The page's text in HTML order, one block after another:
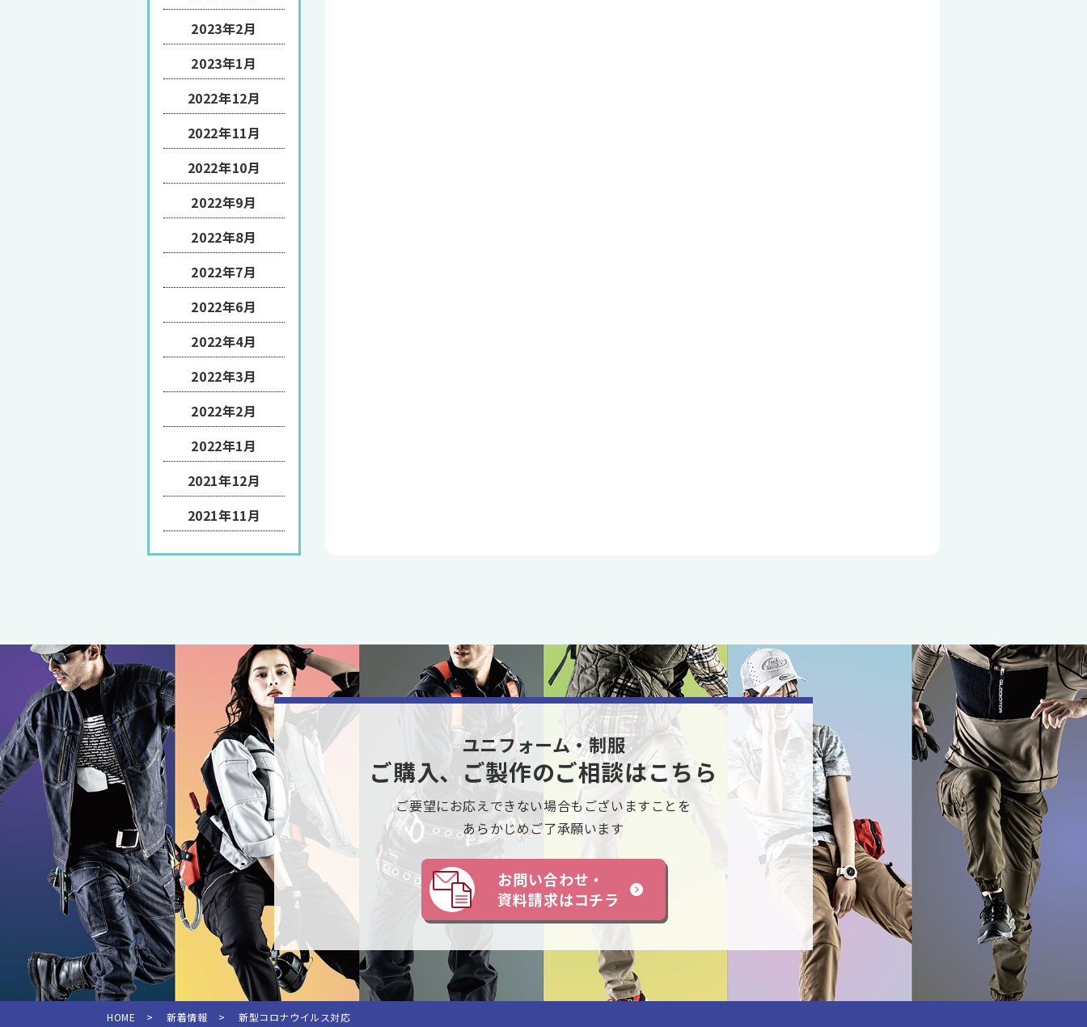
2023年2月
2023年1月
2022年12月
2022年11月
2022年10月
2022年9月
2022年8月
2022年7月
2022年6月
2022年4月
2022年3月
2022年2月
2022年1月
2021年12月
2021年11月
ユニフォーム・制服
ご購入、ご製作のご相談はこちら
ご要望にお応えできない場合もございますことを
あらかじめご了承願います
お問い合わせ・
資料請求はコチラ
HOME > 新着情報 > 新型コロナウイルス対応